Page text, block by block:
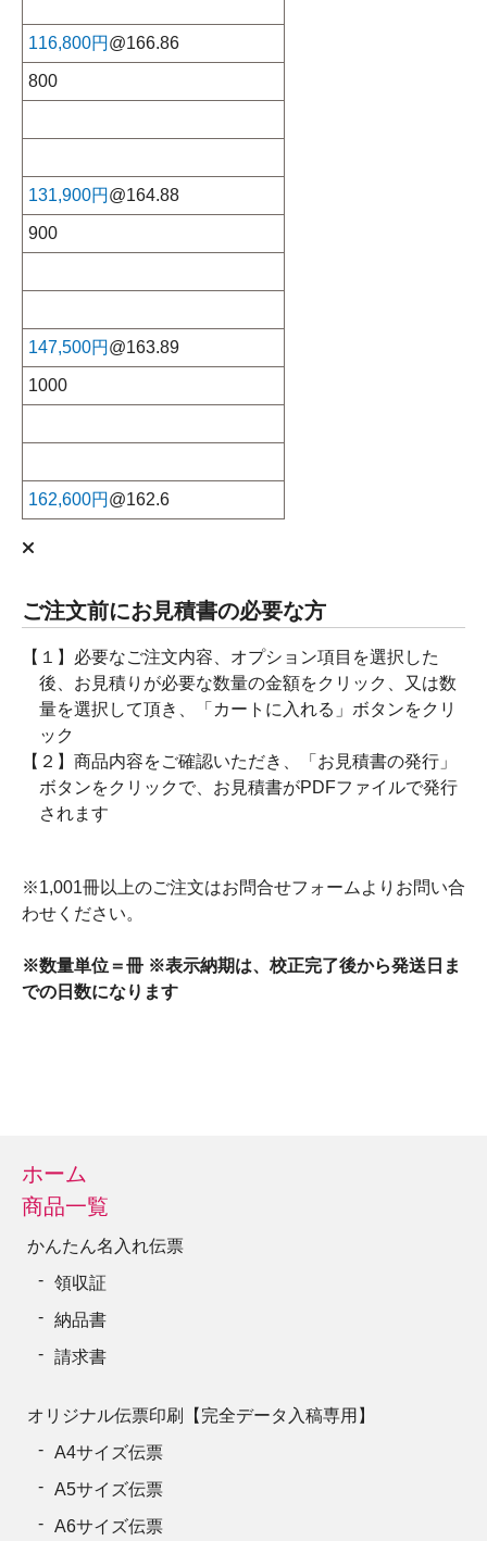
116,800円 @166.86
800
131,900円 @164.88
900
147,500円 @163.89
1000
162,600円 @162.6
ご注文前にお見積書の必要な方
【１】必要なご注文内容、オプション項目を選択した
後、お見積りが必要な数量の金額をクリック、又は数
量を選択して頂き、「カートに入れる」ボタンをクリ
ック
【２】商品内容をご確認いただき、「お見積書の発行」
ボタンをクリックで、お見積書がPDFファイルで発行
されます
※1,001冊以上のご注文はお問合せフォームよりお問い合
わせください。
※数量単位＝冊 ※表示納期は、校正完了後から発送日ま
での日数になります
ホーム
商品一覧
かんたん名入れ伝票
領収証
納品書
請求書
オリジナル伝票印刷【完全データ入稿専用】
A4サイズ伝票
A5サイズ伝票
A6サイズ伝票